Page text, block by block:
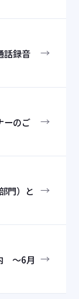
話録音
→
ーのご
→
門）と →
～6月 →